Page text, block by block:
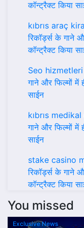
कॉन्ट्रैक्ट किया
kıbrıs araç
रिकॉर्ड्स के गाने
कॉन्ट्रैक्ट किया
Seo hizmetleri
गाने और फिल्मों में
साईन
kıbrıs medikal
गाने और फिल्मों में
साईन
stake casino
रिकॉर्ड्स के गाने
कॉन्ट्रैक्ट किया
You missed
Exclusive News